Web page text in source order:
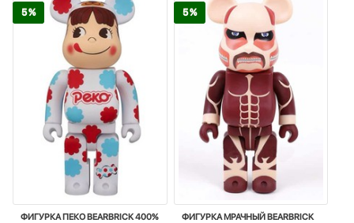
ФИГУРКА ПЕКО BEARBRICK 400%
5 %
ФИГУРКА МРАЧНЫЙ BEARBRICK
5 %